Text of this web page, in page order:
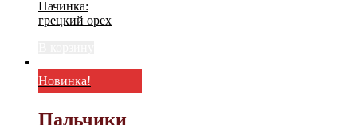
Начинка:
грецкий орех
Новинка!
Пальчики